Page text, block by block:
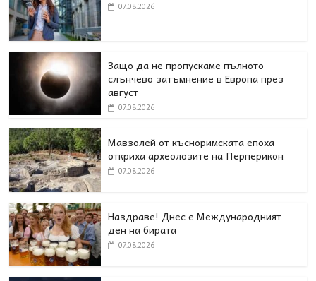
07.08.2026
Защо да не пропускаме пълното
слънчево затъмнение в Европа през
август
07.08.2026
Мавзолей от късноримската епоха
откриха археолозите на Перперикон
07.08.2026
Наздраве! Днес е Международният
ден на бирата
07.08.2026